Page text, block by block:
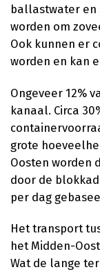
ballastwater en
worden om
Ook kunnen er
worden en kan
Ongeveer 12%
kanaal. Circa
grote
Oosten worden
door de
per dag
Het transport
het Midden-
Wat de lange